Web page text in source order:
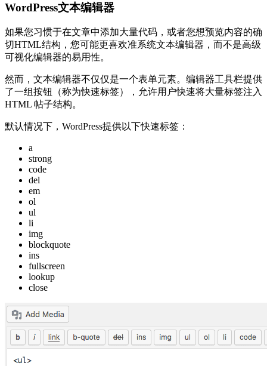
WordPress文本编辑器
如果您习惯于在文章中添加大量代码，或者您想预览内容的确
切HTML结构，您可能更喜欢准系统文本编辑器，而不是高级
可视化编辑器的易用性。
然而，文本编辑器不仅仅是一个表单元素。编辑器工具栏提供
了一组按钮（称为快速标签），允许用户快速将大量标签注入
HTML 帖子结构。
默认情况下，WordPress提供以下快速标签：
a
strong
code
del
em
ol
ul
li
img
blockquote
ins
fullscreen
lookup
close